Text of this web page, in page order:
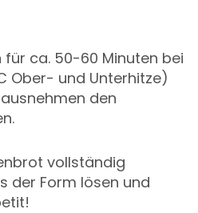
für ca. 50-60 Minuten bei
Ober- und Unterhitze)
den
vollständig
der Form lösen und